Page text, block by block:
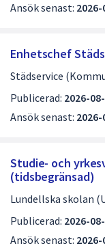
Ansök senast: 2026-
Enhetschef
Städservice
Publicerad: 2026-
Ansök senast:
Studie- och
(tidsbegränsad)
Lundellska skolan
Publicerad: 2026-
Ansök senast: 2026-